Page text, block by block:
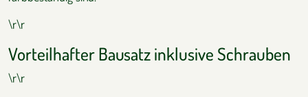
\r\r
Vorteilhafter Bausatz inklusive Schrauben
\r\r